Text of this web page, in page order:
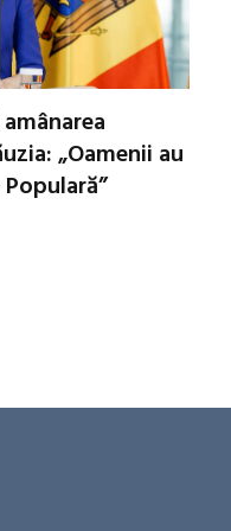
„Oamenii au